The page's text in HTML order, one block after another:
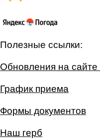
Полезные ссылки:
Обновления на сайте
График приема
Формы документов
Наш герб